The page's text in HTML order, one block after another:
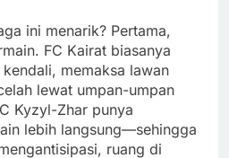
ini menarik? Pertama,
FC Kairat biasanya
memaksa lawan
lewat umpan-umpan
Kyzyl-Zhar punya
lebih langsung—sehingga
ruang di